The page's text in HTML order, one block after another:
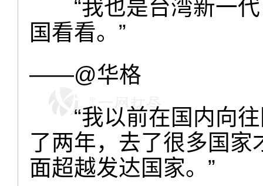
“我也是台湾新一
国看看。”
——@华格
“我以前在国内向
了两年，去了很多国
面超越发达国家。”